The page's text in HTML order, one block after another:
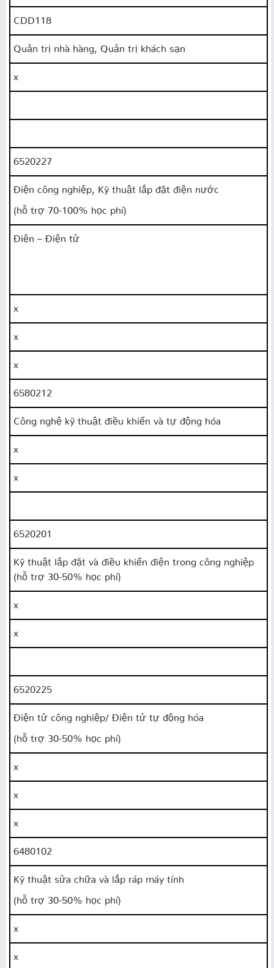
CDD118
Quản trị nhà hàng, Quản trị khách sạn
x
6520227
Điện công nghiệp, Kỹ thuật lắp đặt điện nước
(hỗ trợ 70-100% học phí)
Điện – Điện tử
x
x
x
6580212
Công nghệ kỹ thuật điều khiển và tự động hóa
x
x
6520201
Kỹ thuật lắp đặt và điều khiển điện trong công nghiệp
(hỗ trợ 30-50% học phí)
x
x
6520225
Điện tử công nghiệp/ Điện tử tự động hóa
(hỗ trợ 30-50% học phí)
x
x
x
6480102
Kỹ thuật sửa chữa và lắp ráp máy tính
(hỗ trợ 30-50% học phí)
x
x